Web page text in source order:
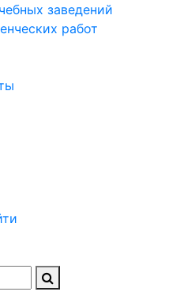
заведений
работ